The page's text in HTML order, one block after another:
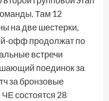
Там 12
на две шестерки,
офф продолжат по
встречи
поединок за
за бронзовые
состоятся 28